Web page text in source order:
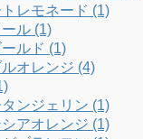
レモネード (1)
ル (1)
ールド (1)
オレンジ (4)
ンジェリン (1)
アオレンジ (1)